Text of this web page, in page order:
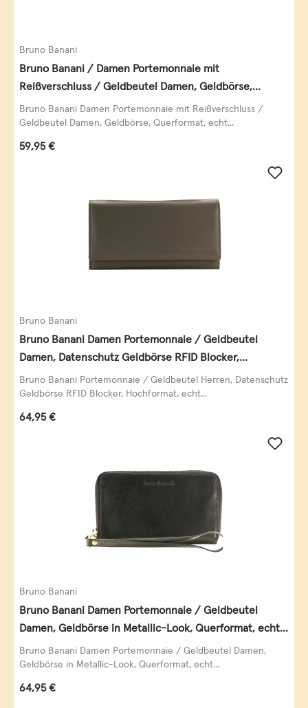
Bruno Banani
Bruno Banani / Damen Portemonnaie mit
Reißverschluss / Geldbeutel Damen, Geldbörse,
Querformat, echt Leder, black/white/red
Bruno Banani Damen Portemonnaie mit Reißverschluss /
Geldbeutel Damen, Geldbörse, Querformat, echt...
Regulärer Preis:
59,95 €
Bruno Banani
Bruno Banani Damen Portemonnaie / Geldbeutel
Damen, Datenschutz Geldbörse RFID Blocker,
Querformat, echt Leder, taupe
Bruno Banani Portemonnaie / Geldbeutel Herren, Datenschutz
Geldbörse RFID Blocker, Hochformat, echt...
Regulärer Preis:
64,95 €
Bruno Banani
Bruno Banani Damen Portemonnaie / Geldbeutel
Damen, Geldbörse in Metallic-Look, Querformat, echt
Leder, schwarz-gold
Bruno Banani Damen Portemonnaie / Geldbeutel Damen,
Geldbörse in Metallic-Look, Querformat, echt...
Regulärer Preis:
64,95 €